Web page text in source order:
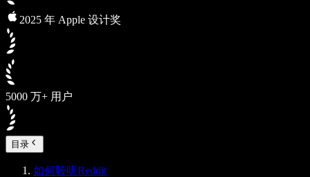
2025 年 Apple 设计奖
5000 万+ 用户
目录
如何聆听Reddit